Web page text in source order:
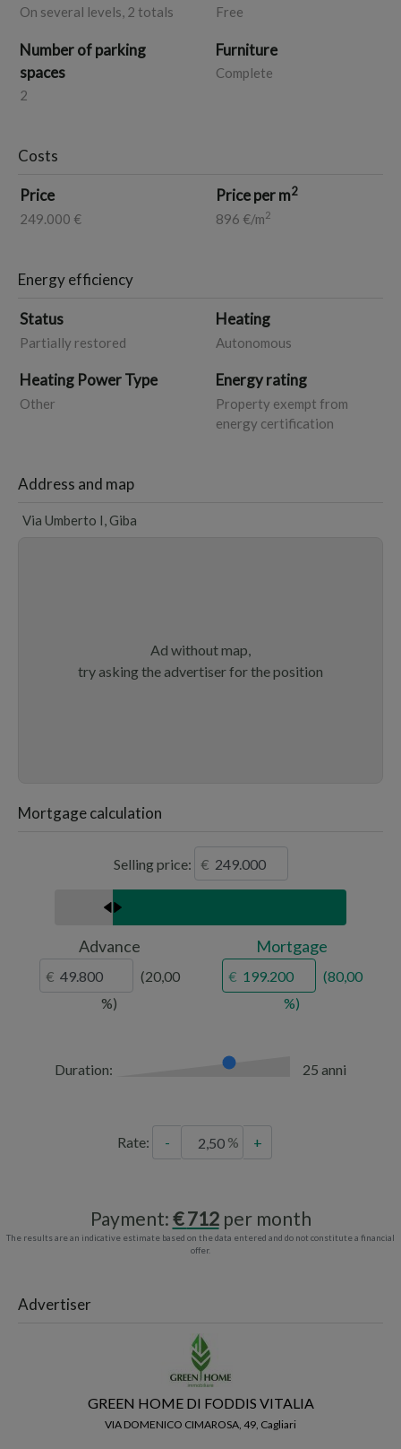
On several levels, 2 totals Free
Number of parking
spaces
2
Furniture
Complete
Costs
Price
249.000 €
Price per m2
896 €/m2
Energy efficiency
Status
Partially restored
Heating
Autonomous
Heating Power Type
Other
Energy rating
Property exempt from
energy certification
Address and map
Via Umberto I, Giba
Ad without map,
try asking the advertiser for the position
Mortgage calculation
Selling price:
Advance
20,00
Mortgage
80,00
Duration: 25 anni
Rate: - +
Payment: 712per month
The results are an indicative estimate based on the data entered and do not constitute a financial
offer.
Advertiser
GREEN HOME DI FODDIS VITALIA
VIA DOMENICO CIMAROSA, 49, Cagliari